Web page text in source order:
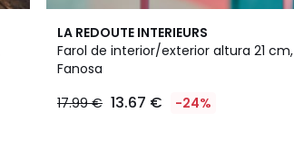
LA REDOUTE INTERIEURS
Farol de interior/exterior altura 21 cm,
Fanosa
17.99 € 13.67 € -24%
3,5
/ 5
3
Colores